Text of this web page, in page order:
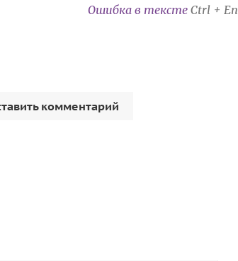
Ошибка в тексте Ctrl +
комментарий